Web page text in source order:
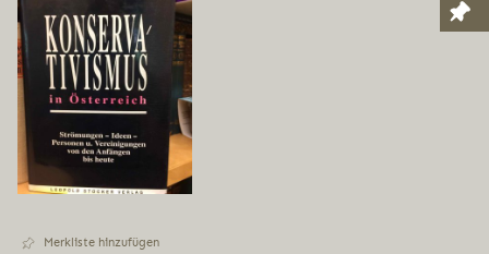
Merkliste hinzufügen